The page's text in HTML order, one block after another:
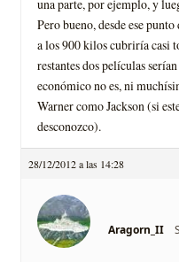
una parte, por ejemplo, y
Pero bueno, desde ese
a los 900 kilos cubriría casi
restantes dos películas
económico no es, ni
Warner como Jackson (si
desconozco).
28/12/2012 a las 14:28
Aragorn_II